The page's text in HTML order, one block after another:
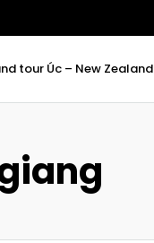
tour Úc – New Zealand